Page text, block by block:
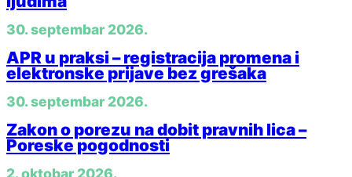
30. septembar 2026.
APR u praksi – registracija promena i
elektronske prijave bez grešaka
30. septembar 2026.
Zakon o porezu na dobit pravnih lica –
Poreske pogodnosti
2. oktobar 2026.